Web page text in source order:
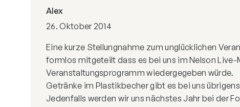
Alex
26. Oktober 2014
Eine kurze Stellungnahme zum unglücklichen
formlos mitgeteilt dass es bei uns im Nelson
Veranstaltungsprogramm wiedergegeben würde.
Getränke im Plastikbecher gibt es bei uns
Jedenfalls werden wir uns nächstes Jahr bei der